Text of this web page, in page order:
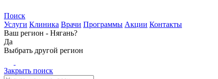
Поиск
Услуги Клиника Врачи Программы Акции Контакты
Ваш регион - Нягань?
Да
Выбрать другой регион
Закрыть поиск